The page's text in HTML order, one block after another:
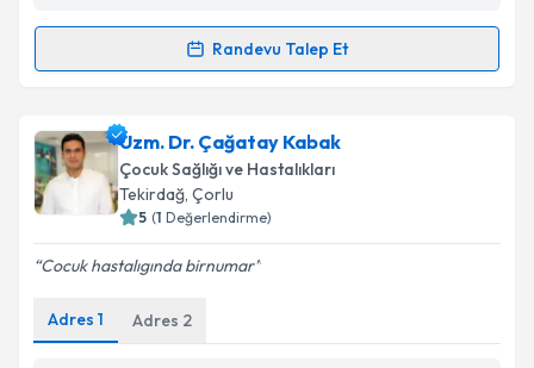
Kişisel verilerimin işlenmesine ilişkinAydınlatma
'ni okudum ve kişisel verilerimin belirtilen
kapsamda işlenmesini kabul ediyorum.
Takvim Talebini Gönder
Randevu Talep Et
Randevu Takvimi Talebi
Dr. Semih Songüriçin randevu takvimi talebi
oluşturun. Size bu uzmandan randevu almanız için bir
takvim hazırlandığında e-posta ile bilgilendireceğiz.
Uzm. Dr. Çağatay Kabak
Çocuk Sağlığı ve Hastalıkları
Tekirdağ, Çorlu
5 (1 Değerlendirme)
Cocuk hastalıgında birnumar
Adres 1 Adres 2